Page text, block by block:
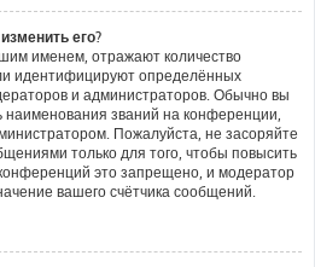
его?
именем, отражают количество
идентифицируют определённых
и администраторов. Обычно вы
званий на конференции,
Пожалуйста, не засоряйте
только для того, чтобы повысить
это запрещено, и модератор
вашего счётчика сообщений.